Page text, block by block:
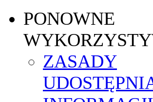
PONOWNE
ZASADY